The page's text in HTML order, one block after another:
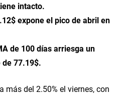
intacto.
expone el pico de abril en
de 100 días arriesga un
77.19$.
más del 2.50% el viernes, con